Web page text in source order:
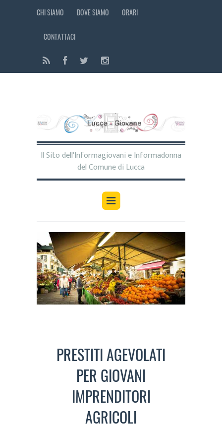
CHI SIAMO DOVE SIAMO ORARI
CONTATTACI
Il Sito dell'Informagiovani e Informadonna
del Comune di Lucca
PRESTITI AGEVOLATI
PER GIOVANI
IMPRENDITORI
AGRICOLI